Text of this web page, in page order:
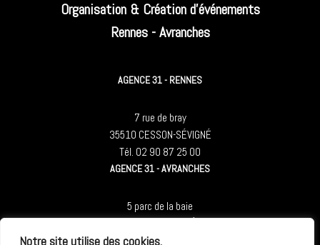
Notre site utilise des cookies.
Organisation & Création d'événements
Rennes - Avranches
AGENCE 31 - RENNES
7 rue de bray
35510 CESSON-SÉVIGNÉ
Tél. 02 90 87 25 00
AGENCE 31 - AVRANCHES
5 parc de la baie
Tél. 02 90 87 25 00